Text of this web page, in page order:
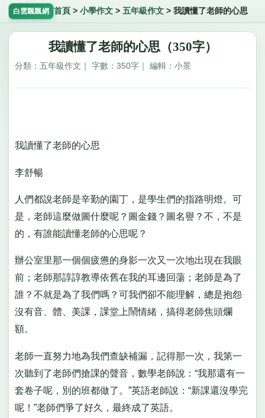
白雲飄飄網 首頁 > 小學作文> 五年級作文> 我讀懂了老師的心思
我讀懂了老師的心思（350字）
分類：五年級作文｜ 字數：350字｜ 編輯：小景
我讀懂了老師的心思
李舒暢
人們都說老師是辛勤的園丁，是學生們的指路明燈。可
是，老師這麼做圖什麼呢？圖金錢？圖名譽？不，不是
的，有誰能讀懂老師的心思呢？
辦公室里那一個個疲憊的身影一次又一次地出現在我眼
前；老師那諄諄教導依舊在我的耳邊回蕩；老師是為了
誰？不就是為了我們嗎？可我們卻不能理解，總是抱怨
沒有音、體、美課，課堂上鬧情緒，搞得老師焦頭爛
額。
老師一直努力地為我們查缺補漏，記得那一次，我第一
次聽到了老師們搶課的聲音，數學老師說：“我那還有一
套卷子呢，別的班都做了。”英語老師說：“新課還沒學完
呢！”老師們爭了好久，最終成了英語。